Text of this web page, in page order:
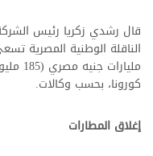
قال رشدي زكريا رئيس الشركة
الناقلة الوطنية المصرية
كورونا، بحسب وكالات.
إغلاق المطارات